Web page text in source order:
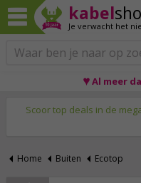
kabel
Je verwacht het
♥ Al meer
Scoor top deals in de
Home Buiten Ecotop